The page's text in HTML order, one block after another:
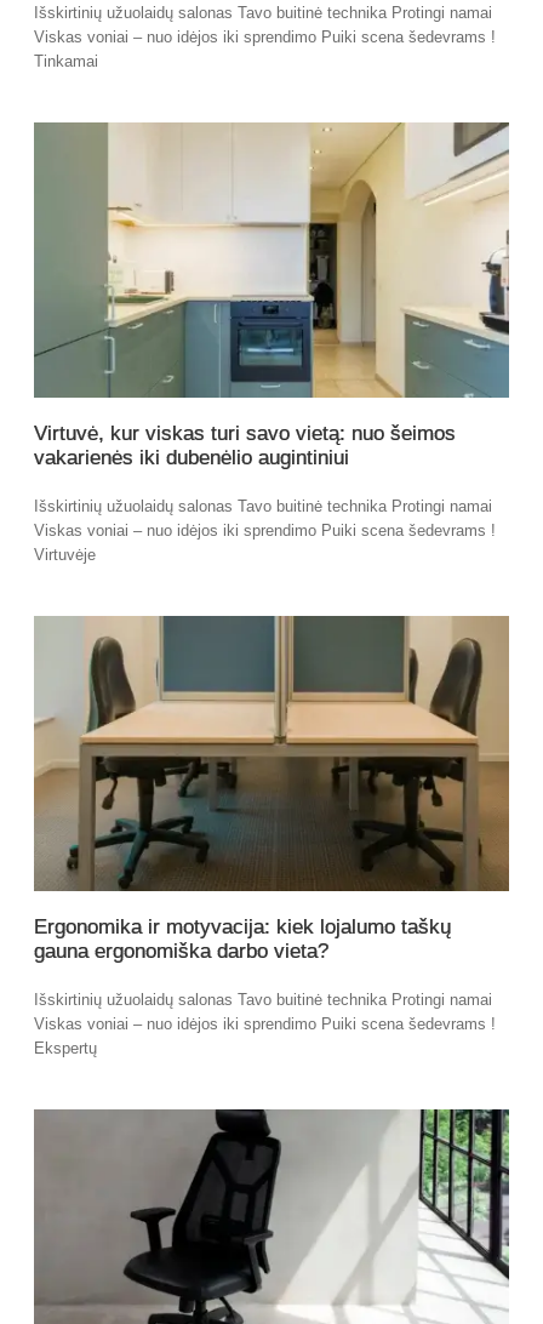
Išskirtinių užuolaidų salonas Tavo buitinė technika Protingi namai
Viskas voniai – nuo idėjos iki sprendimo Puiki scena šedevrams !
Tinkamai
Virtuvė, kur viskas turi savo vietą: nuo šeimos
vakarienės iki dubenėlio augintiniui
Išskirtinių užuolaidų salonas Tavo buitinė technika Protingi namai
Viskas voniai – nuo idėjos iki sprendimo Puiki scena šedevrams !
Virtuvėje
Ergonomika ir motyvacija: kiek lojalumo taškų
gauna ergonomiška darbo vieta?
Išskirtinių užuolaidų salonas Tavo buitinė technika Protingi namai
Viskas voniai – nuo idėjos iki sprendimo Puiki scena šedevrams !
Ekspertų